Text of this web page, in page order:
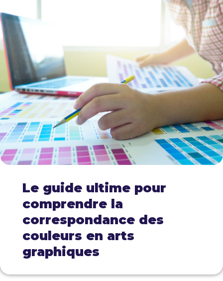
Le guide ultime pour
comprendre la
correspondance des
couleurs en arts
graphiques